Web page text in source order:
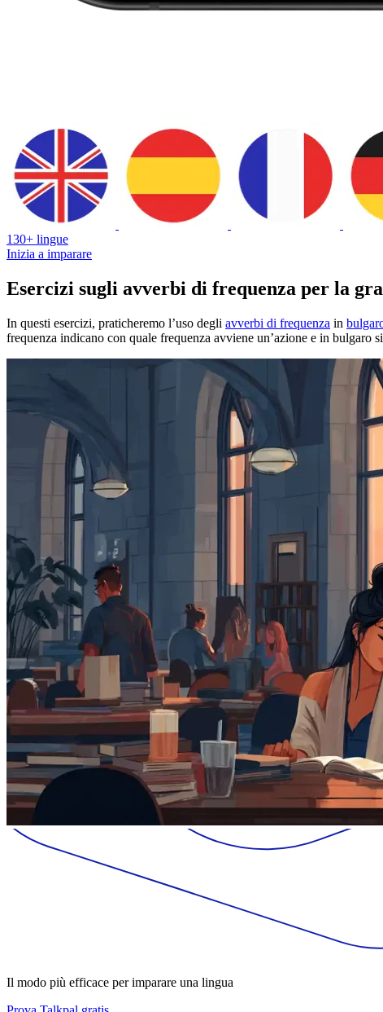
130+ lingue
Inizia a imparare
Esercizi sugli avverbi di frequenza per la
In questi esercizi, praticheremo l’uso degli avverbi di frequenza in
frequenza indicano con quale frequenza avviene un’azione e in
Il modo più efficace per imparare una lingua